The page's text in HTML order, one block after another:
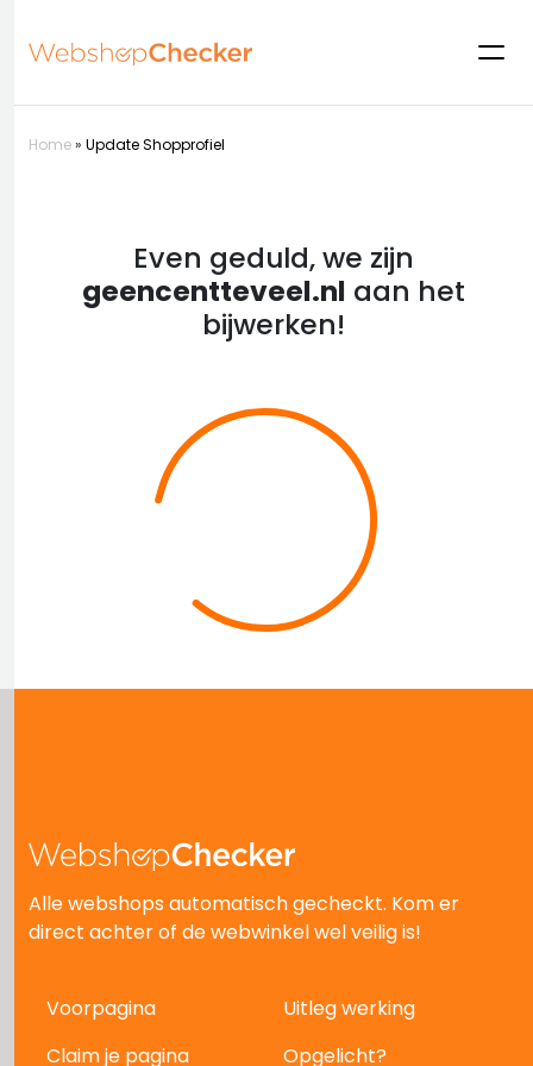
Home» Update Shopprofiel
Even geduld, we zijn
geencentteveel.nl aan het
bijwerken!
Alle webshops automatisch gecheckt. Kom er
direct achter of de webwinkel wel veilig is!
Voorpagina
Uitleg werking
Claim je pagina
Opgelicht?